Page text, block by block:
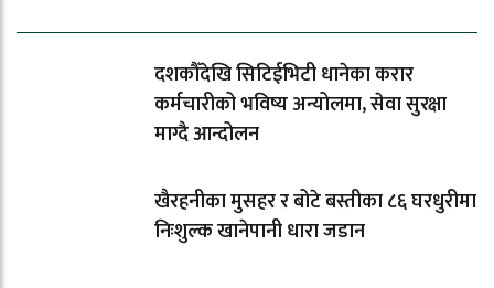
दशकौँदेखि सिटिईभिटी धानेका करार
कर्मचारीको भविष्य अन्योलमा, सेवा सुरक्षा
माग्दै आन्दोलन
खैरहनीका मुसहर र बोटे बस्तीका ८६ घरधुरीमा
निःशुल्क खानेपानी धारा जडान